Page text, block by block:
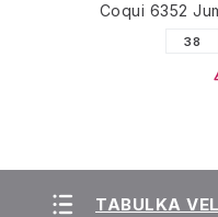
Coqui 6352
38
TABULKA